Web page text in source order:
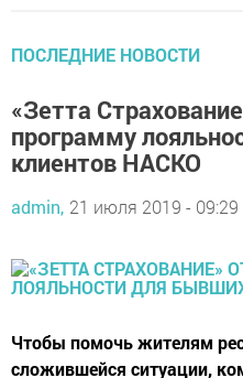
ПОСЛЕДНИЕ НОВОСТИ
«Зетта
программу
клиентов НАСКО
admin, 21 июля 2019 - 09:29
Чтобы помочь жителям
сложившейся ситуации,